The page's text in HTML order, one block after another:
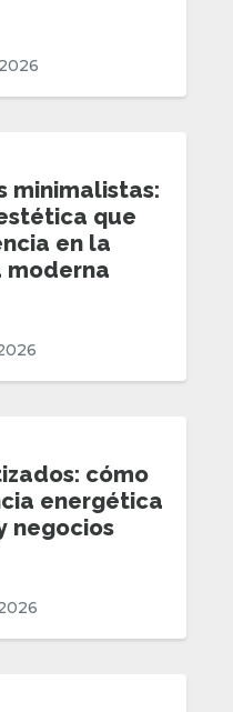
minimalistas:
que
en la
cómo
energética
negocios